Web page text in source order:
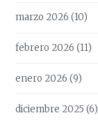
marzo 2026 (10)
febrero 2026 (11)
enero 2026 (9)
diciembre 2025 (6)